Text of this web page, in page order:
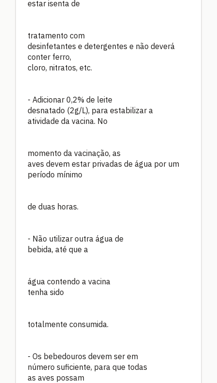
estar isenta de
tratamento com
desinfetantes e detergentes e não deverá
conter ferro,
cloro, nitratos, etc.
- Adicionar 0,2% de leite
desnatado (2g/L), para estabilizar a
atividade da vacina. No
momento da vacinação, as
aves devem estar privadas de água por um
período mínimo
de duas horas.
- Não utilizar outra água de
bebida, até que a
água contendo a vacina
tenha sido
totalmente consumida.
- Os bebedouros devem ser em
número suficiente, para que todas
as aves possam